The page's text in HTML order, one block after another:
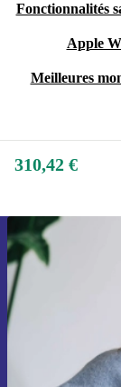
Fonctionnalités
Apple
Meilleures
310,42 €